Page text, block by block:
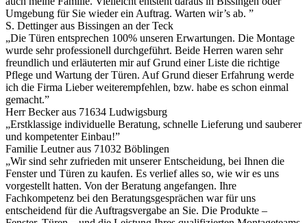
Umgebung für Sie wieder ein Auftrag. Warten wir’s ab. ”
S. Dettinger aus Bissingen an der Teck
„Die Türen entsprechen 100% unseren Erwartungen. Die Montage
wurde sehr professionell durchgeführt. Beide Herren waren sehr
freundlich und erläuterten mir auf Grund einer Liste die richtige
Pflege und Wartung der Türen. Auf Grund dieser Erfahrung werde
ich die Firma Lieber weiterempfehlen, bzw. habe es schon einmal
gemacht.”
Herr Becker aus 71634 Ludwigsburg
„Erstklassige individuelle Beratung, schnelle Lieferung und sauberer
und kompetenter Einbau!”
Familie Leutner aus 71032 Böblingen
„Wir sind sehr zufrieden mit unserer Entscheidung, bei Ihnen die
Fenster und Türen zu kaufen. Es verlief alles so, wie wir es uns
vorgestellt hatten. Von der Beratung angefangen. Ihre
Fachkompetenz bei den Beratungsgesprächen war für uns
entscheidend für die Auftragsvergabe an Sie. Die Produkte –